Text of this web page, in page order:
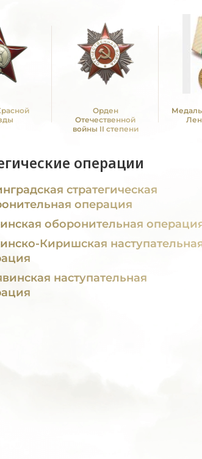
Орден
Отечественной
войны II степени
операции
стратегическая
операция
оборонительная
Киришская
наступательная